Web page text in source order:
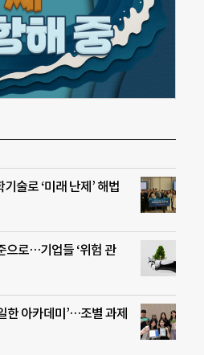
술로 ‘미래 난제’ 해법
으로…기업들 ‘위험 관
한 아카데미’…조별 과제